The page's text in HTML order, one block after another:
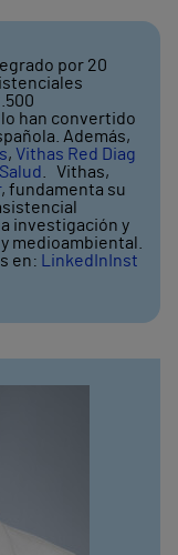
por 20
han convertido
Además,
, Vithas Red Diag
. Vithas,
, fundamenta su
investigación y
medioambiental.
en: LinkedIn Inst